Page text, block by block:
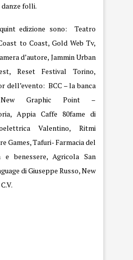
folli.
edizione sono: Teatro
to Coast, Gold Web Tv,
d’autore, Jammin Urban
Reset Festival Torino,
dell’evento: BCC – la banca
Graphic Point –
Appia Caffe 80fame di
Valentino, Ritmi
Games, Tafuri- Farmacia del
benessere, Agricola San
di Giuseppe Russo, New